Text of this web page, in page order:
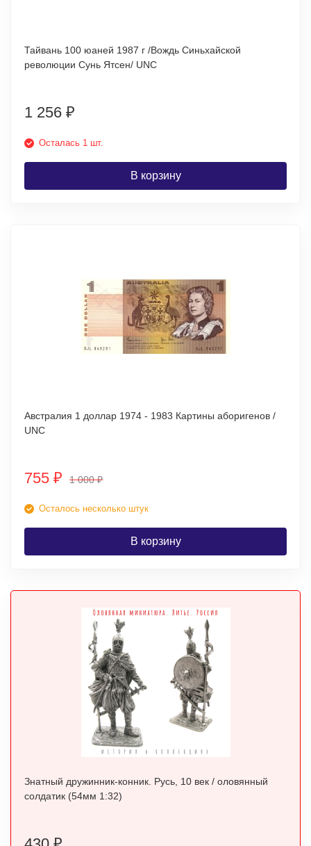
Тайвань 100 юаней 1987 г /Вождь Синьхайской
революции Сунь Ятсен/ UNC
1 256 ₽
Осталась 1 шт.
В корзину
Австралия 1 доллар 1974 - 1983 Картины аборигенов /
UNC
755 ₽ 1 000₽
Осталось несколько штук
В корзину
Знатный дружинник-конник. Русь, 10 век / оловянный
солдатик (54мм 1:32)
₽